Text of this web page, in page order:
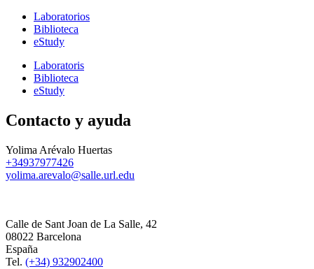
Laboratorios
Biblioteca
eStudy
Laboratoris
Biblioteca
eStudy
Contacto y ayuda
Yolima Arévalo Huertas
+34937977426
yolima.arevalo@salle.url.edu
Calle de Sant Joan de La Salle, 42
08022 Barcelona
España
Tel. (+34) 932902400